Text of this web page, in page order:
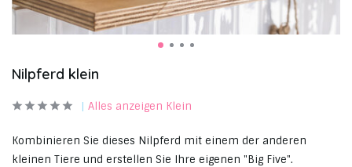
Nilpferd klein
Alles anzeigen Klein
Kombinieren Sie dieses Nilpferd mit einem der anderen
kleinen Tiere und erstellen Sie Ihre eigenen "Big Five".